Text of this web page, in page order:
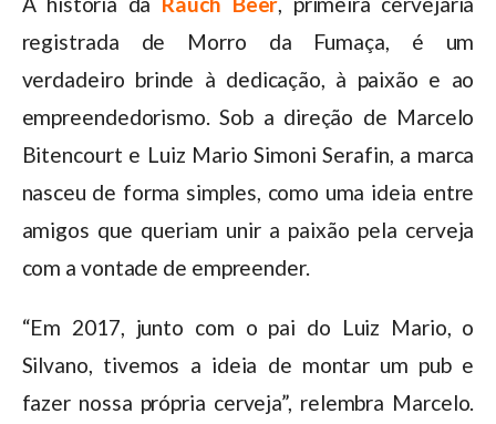
registrada de Morro da Fumaça, é um
verdadeiro brinde à dedicação, à paixão e ao
empreendedorismo. Sob a direção de Marcelo
Bitencourt e Luiz Mario Simoni Serafin, a marca
nasceu de forma simples, como uma ideia entre
amigos que queriam unir a paixão pela cerveja
com a vontade de empreender.
“Em 2017, junto com o pai do Luiz Mario, o
Silvano, tivemos a ideia de montar um pub e
fazer nossa própria cerveja”, relembra Marcelo.